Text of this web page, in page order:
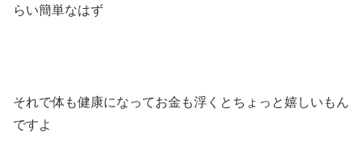
らい簡単なはず
それで体も健康になってお金も浮くとちょっと嬉しいもん
ですよ